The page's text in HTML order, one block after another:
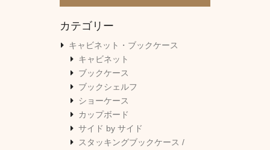
カテゴリー
キャビネット・ブックケース
キャビネット
ブックケース
ブックシェルフ
ショーケース
カップボード
サイド by サイド
スタッキングブックケース /